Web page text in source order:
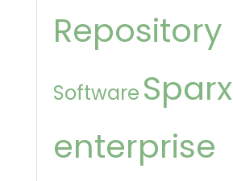
Repository
Software Sparx
enterprise